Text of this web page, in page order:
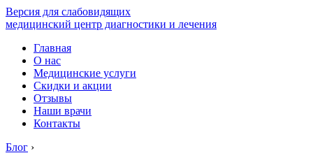
Версия для слабовидящих
медицинский центр диагностики и лечения
Главная
О нас
Медицинские услуги
Скидки и акции
Отзывы
Наши врачи
Контакты
Блог ›